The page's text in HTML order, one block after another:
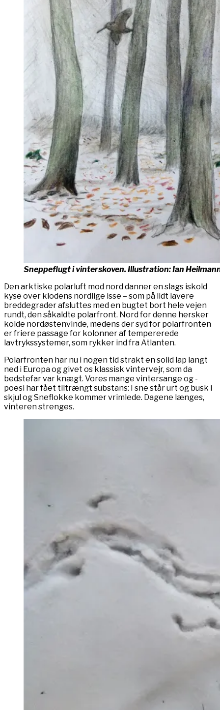
Sneppeflugt i vinterskoven. Illustration: Ian
Den arktiske polarluft mod nord danner en slags iskold
kyse over klodens nordlige isse – som på lidt lavere
breddegrader afsluttes med en bugtet bort hele vejen
rundt, den såkaldte polarfront. Nord for denne hersker
kolde nordøstenvinde, medens der syd for polarfronten
er friere passage for kolonner af tempererede
lavtrykssystemer, som rykker ind fra Atlanten.
Polarfronten har nu i nogen tid strakt en solid lap langt
ned i Europa og givet os klassisk vintervejr, som da
bedstefar var knægt. Vores mange vintersange og -
poesi har fået tiltrængt substans: I sne står urt og busk i
skjul og Sneflokke kommer vrimlede. Dagene længes,
vinteren strenges.